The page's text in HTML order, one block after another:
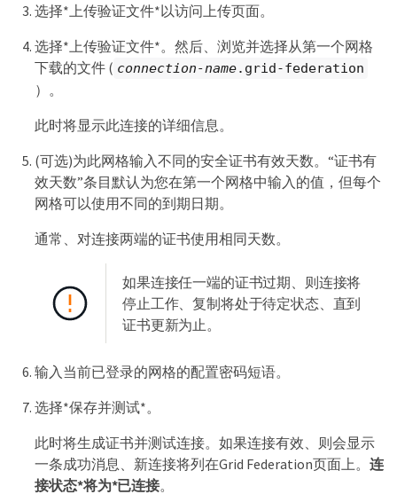
选择*上传验证文件*以访问上传页面。
选择*上传验证文件*。然后、浏览并选择从第一个网格
下载的文件 ( connection-name.grid-federation
）。
此时将显示此连接的详细信息。
(可选)为此网格输入不同的安全证书有效天数。“证书有
效天数”条目默认为您在第一个网格中输入的值，但每个
网格可以使用不同的到期日期。
通常、对连接两端的证书使用相同天数。
如果连接任一端的证书过期、则连接将
停止工作、复制将处于待定状态、直到
证书更新为止。
输入当前已登录的网格的配置密码短语。
选择*保存并测试*。
此时将生成证书并测试连接。如果连接有效、则会显示
一条成功消息、新连接将列在Grid Federation页面上。 连
接状态*将为*已连接。